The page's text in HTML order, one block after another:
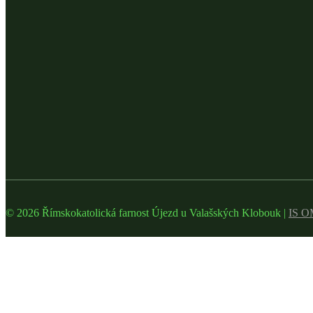
© 2026 Římskokatolická farnost Újezd u Valašských Klobouk | IS